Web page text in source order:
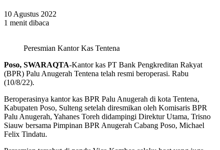
10 Agustus 2022
1 menit dibaca
Peresmian Kantor Kas Tentena
Poso, SWARAQTA-Kantor kas PT Bank Pengkreditan Rakyat
(BPR) Palu Anugerah Tentena telah resmi beroperasi. Rabu
(10/8/22).
Beroperasinya kantor kas BPR Palu Anugerah di kota Tentena,
Kabupaten Poso, Sulteng setelah diresmikan oleh Komisaris BPR
Palu Anugerah, Yahanes Toreh didampingi Direktur Utama, Trisno
Siauw bersama Pimpinan BPR Anugerah Cabang Poso, Michael
Felix Tindatu.